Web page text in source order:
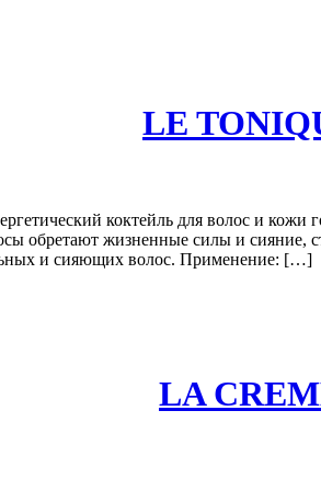
LE
коктейль для волос и кожи
обретают жизненные силы и сияние,
и сияющих волос. Применение: […]
LA